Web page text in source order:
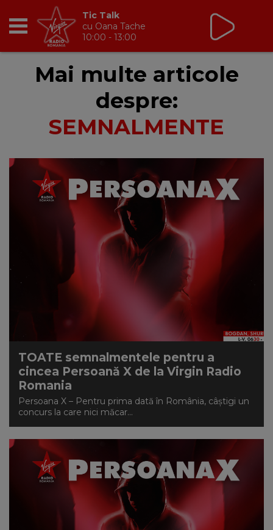
RADIO
TIC TALK
CÂȘTIGĂ
HOT 30
DANCEFLOOR CHART
Tic Talk
cu Oana Tache
10:00 - 13:00
Mai multe articole
despre:
SEMNALMENTE
TOATE semnalmentele pentru a
cincea Persoană X de la Virgin Radio
Romania
Persoana X – Pentru prima dată în România, câștigi un
concurs la care nici măcar...